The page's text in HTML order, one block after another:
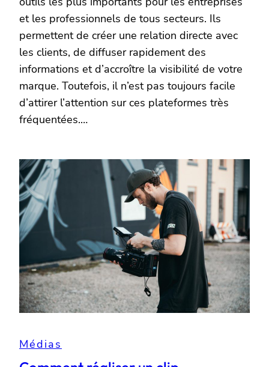
et les professionnels de tous secteurs. Ils
permettent de créer une relation directe avec
les clients, de diffuser rapidement des
informations et d’accroître la visibilité de votre
marque. Toutefois, il n’est pas toujours facile
d’attirer l’attention sur ces plateformes très
fréquentées.…
Médias